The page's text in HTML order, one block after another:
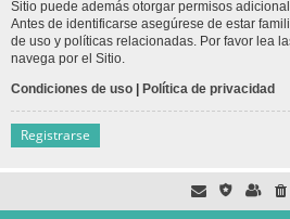
Sitio puede además otorgar permisos
Antes de identificarse asegúrese de estar
de uso y políticas relacionadas. Por favor lea
navega por el Sitio.
Condiciones de uso | Política de privacidad
Registrarse